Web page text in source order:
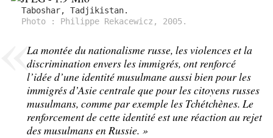
Taboshar, Tadjikistan.
Photo : Philippe Rekacewicz, 2005.
La montée du nationalisme russe, les violences et la
discrimination envers les immigrés, ont renforcé
l’idée d’une identité musulmane aussi bien pour les
immigrés d’Asie centrale que pour les citoyens russes
musulmans, comme par exemple les Tchétchènes. Le
renforcement de cette identité est une réaction au rejet
des musulmans en Russie. »